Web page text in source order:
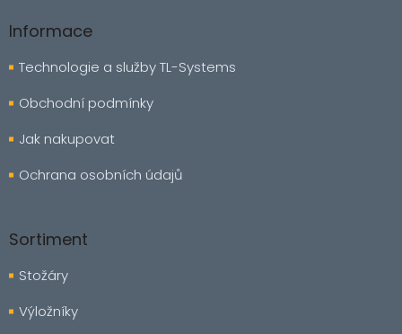
Informace
Technologie a služby TL-Systems
Obchodní podmínky
Jak nakupovat
Ochrana osobních údajů
Sortiment
Stožáry
Výložníky